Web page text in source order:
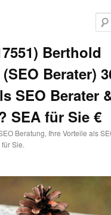
Berthold
Berater)
SEO Berater
SEA für Sie €
Beratung, Ihre Vorteile als
Sie.